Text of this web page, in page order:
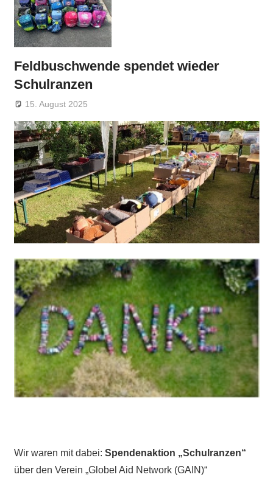
Feldbuschwende spendet wieder
Schulranzen
15. August 2025
Wir waren mit dabei: Spendenaktion „Schulranzen“
über den Verein „Globel Aid Network (GAIN)“